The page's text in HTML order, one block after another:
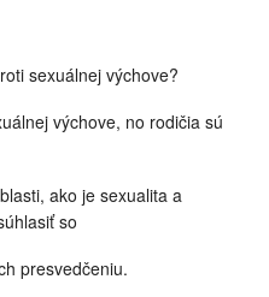
sexuálnej výchove?
výchove, no rodičia sú
ako je sexualita a
so
presvedčeniu.